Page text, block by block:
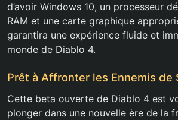
d’avoir Windows 10, un processeur
RAM et une carte graphique
garantira une expérience fluide et
monde de Diablo 4.
Prêt à Affronter les Ennemis de
Cette beta ouverte de Diablo 4 est
plonger dans une nouvelle ère de la